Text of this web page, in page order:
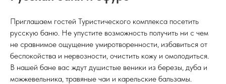
Приглашаем гостей Туристического комплекса посетить
русскую баню. Не упустите возможность получить ни с чем
не сравнимое ощущение умиротворенности, избавиться от
беспокойства и нервозности, очистить кожу и омолодиться.
В нашей бане вас ждут душистые веники из березы, дуба и
можжевельника, травяные чаи и карельские бальзамы.